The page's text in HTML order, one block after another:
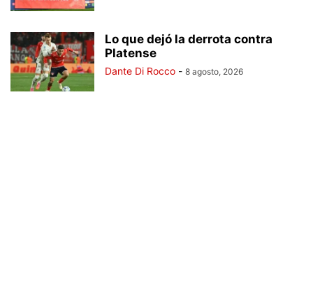
Lo que dejó la derrota contra
Platense
Dante Di Rocco - 8 agosto, 2026